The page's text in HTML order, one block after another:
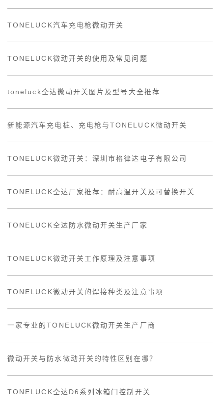
TONELUCK汽车充电枪微动开关
TONELUCK微动开关的使用及常见问题
toneluck仝达微动开关图片及型号大全推荐
新能源汽车充电桩、充电枪与TONELUCK微动开关
TONELUCK微动开关：深圳市格律达电子有限公司
TONELUCK仝达厂家推荐：耐高温开关及可替换开关
TONELUCK仝达防水微动开关生产厂家
TONELUCK微动开关工作原理及注意事项
TONELUCK微动开关的焊接种类及注意事项
一家专业的TONELUCK微动开关生产厂商
微动开关与防水微动开关的特性区别在哪？
TONELUCK仝达D6系列冰箱门控制开关